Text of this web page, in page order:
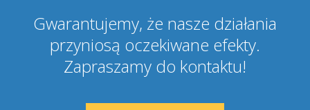
Gwarantujemy, że nasze działania
przyniosą oczekiwane efekty.
Zapraszamy do kontaktu!